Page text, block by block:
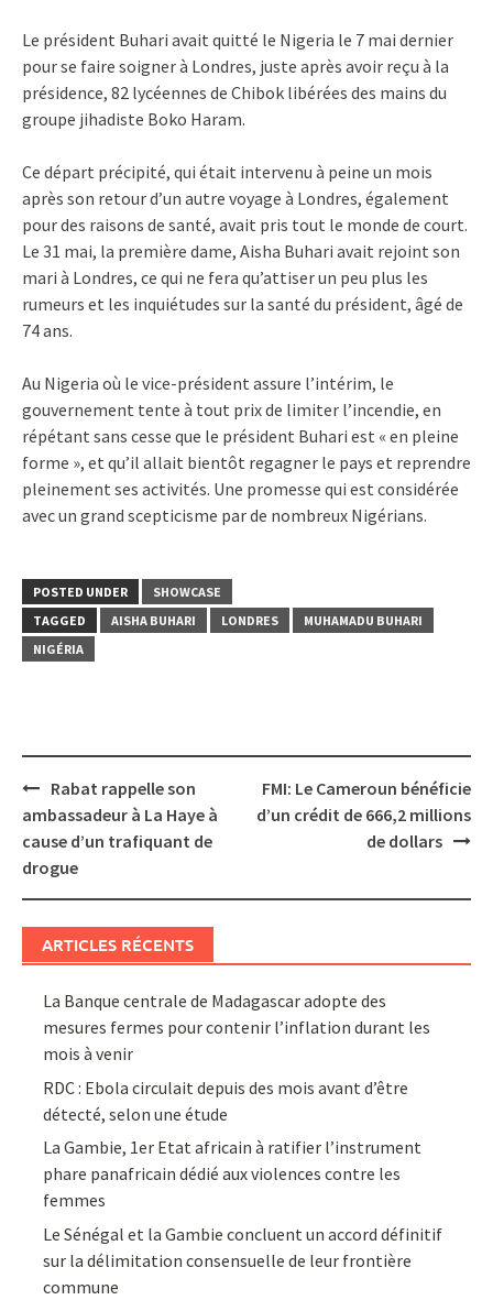
Le président Buhari avait quitté le Nigeria le 7 mai dernier
pour se faire soigner à Londres, juste après avoir reçu à la
présidence, 82 lycéennes de Chibok libérées des mains du
groupe jihadiste Boko Haram.
Ce départ précipité, qui était intervenu à peine un mois
après son retour d’un autre voyage à Londres, également
pour des raisons de santé, avait pris tout le monde de court.
Le 31 mai, la première dame, Aisha Buhari avait rejoint son
mari à Londres, ce qui ne fera qu’attiser un peu plus les
rumeurs et les inquiétudes sur la santé du président, âgé de
74 ans.
Au Nigeria où le vice-président assure l’intérim, le
gouvernement tente à tout prix de limiter l’incendie, en
répétant sans cesse que le président Buhari est « en pleine
forme », et qu’il allait bientôt regagner le pays et reprendre
pleinement ses activités. Une promesse qui est considérée
avec un grand scepticisme par de nombreux Nigérians.
POSTED UNDER
SHOWCASE
TAGGED
AISHA BUHARI LONDRES
MUHAMADU BUHARI
NIGÉRIA
Post
navigation
Rabat rappelle son
ambassadeur à La Haye à
cause d’un trafiquant de
drogue
FMI: Le Cameroun bénéficie
d’un crédit de 666,2 millions
de dollars
ARTICLES RÉCENTS
La Banque centrale de Madagascar adopte des
mesures fermes pour contenir l’inflation durant les
mois à venir
RDC : Ebola circulait depuis des mois avant d’être
détecté, selon une étude
La Gambie, 1er Etat africain à ratifier l’instrument
phare panafricain dédié aux violences contre les
femmes
Le Sénégal et la Gambie concluent un accord définitif
sur la délimitation consensuelle de leur frontière
commune